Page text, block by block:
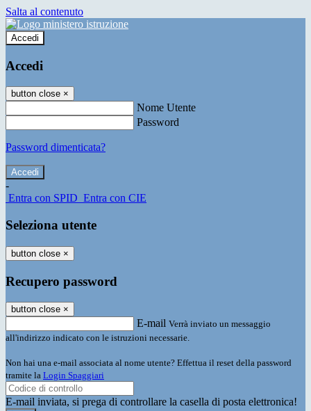
Salta al contenuto
Accedi
Accedi
button close ×
Nome Utente
Password
Password dimenticata?
-
Entra con SPID Entra con CIE
Seleziona utente
button close ×
Recupero password
button close ×
E-mail Verrà inviato un messaggio
all'indirizzo indicato con le istruzioni necessarie.
Non hai una e-mail associata al nome utente? Effettua il reset della password
tramite la Login Spaggiari
E-mail inviata, si prega di controllare la casella di posta elettronica!